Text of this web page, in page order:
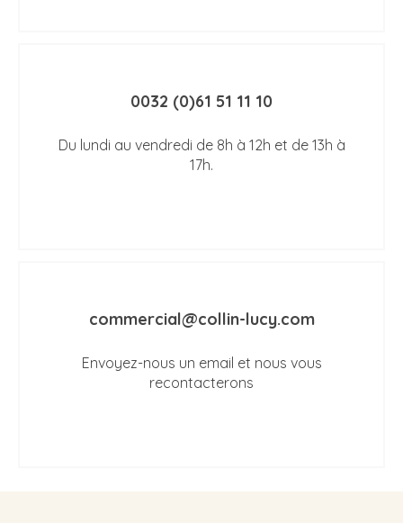
0032 (0)61 51 11 10
Du lundi au vendredi de 8h à 12h et de 13h à
17h.
commercial@collin-lucy.com
Envoyez-nous un email et nous vous
recontacterons